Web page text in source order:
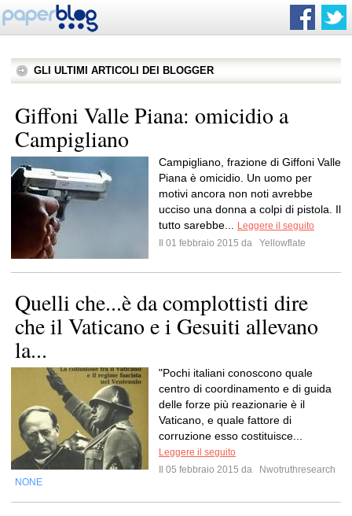
GLI ULTIMI ARTICOLI DEI BLOGGER
Giffoni Valle Piana: omicidio a
Campigliano
Campigliano, frazione di Giffoni Valle
Piana è omicidio. Un uomo per
motivi ancora non noti avrebbe
ucciso una donna a colpi di pistola. Il
tutto sarebbe...
Leggere il seguito
Il 01 febbraio 2015 da
Yellowflate
Quelli che...è da complottisti dire
che il Vaticano e i Gesuiti allevano
la...
"Pochi italiani conoscono quale
centro di coordinamento e di guida
delle forze più reazionarie è il
Vaticano, e quale fattore di
corruzione esso costituisce...
Leggere il seguito
Il 05 febbraio 2015 da
Nwotruthresearch
NONE